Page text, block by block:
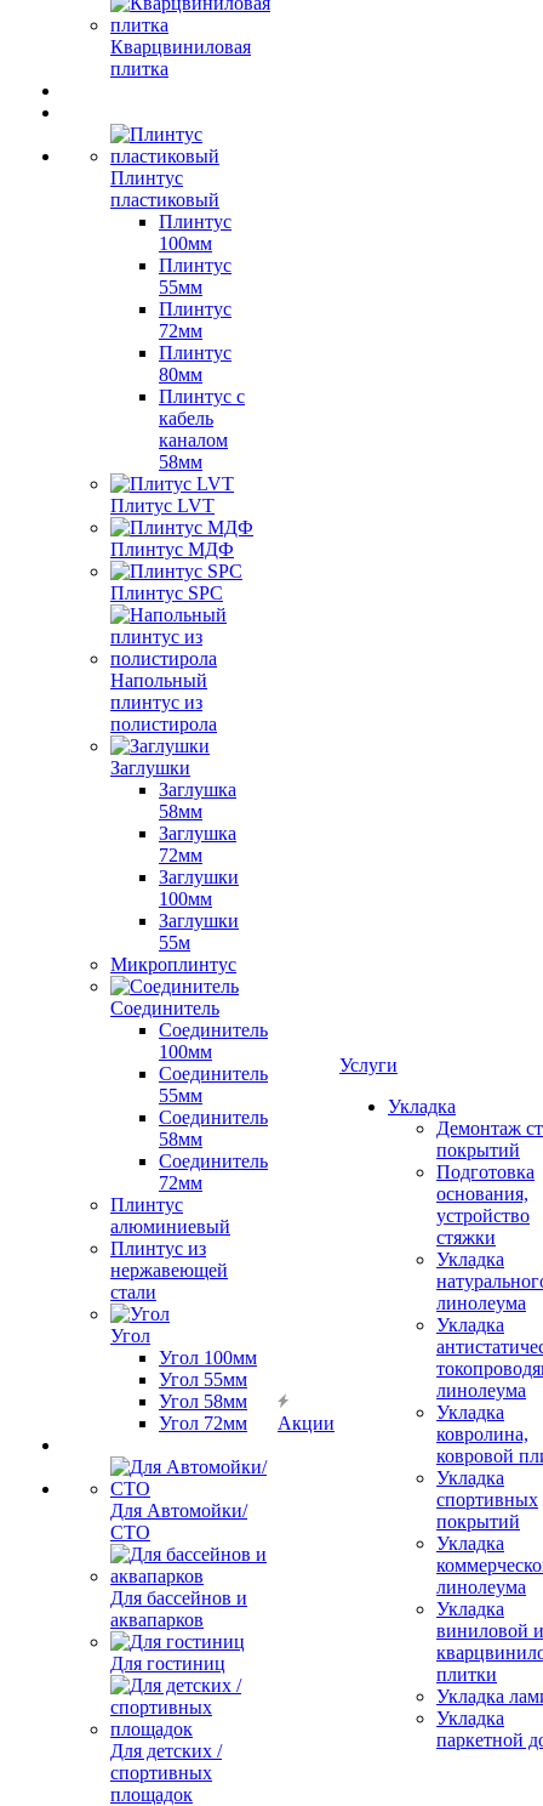
Кварцвиниловая
плитка
Плинтус
пластиковый
Плинтус
100мм
Плинтус
55мм
Плинтус
72мм
Плинтус
80мм
Плинтус с
кабель
каналом
58мм
Плитус LVT
Плинтус МДФ
Плинтус SPC
Напольный
плинтус из
полистирола
Заглушки
Заглушка
58мм
Заглушка
72мм
Заглушки
100мм
Заглушки
55м
Микроплинтус
Соединитель
Соединитель
100мм
Соединитель
55мм
Соединитель
58мм
Соединитель
72мм
Плинтус
алюминиевый
Плинтус из
нержавеющей
стали
Угол
Угол 100мм
Угол 55мм
Угол 58мм
Угол 72мм
Для Автомойки/
СТО
Для бассейнов и
аквапарков
Для гостиниц
Для детских /
спортивных
площадок
Акции
Услуги
Укладка
Демонтаж
покрытий
Подготовка
основания,
устройство
стяжки
Укладка
линолеума
Укладка
линолеума
Укладка
ковролина,
ковровой
Укладка
спортивных
покрытий
Укладка
линолеума
Укладка
виниловой и
плитки
Укладка
Укладка
паркетной